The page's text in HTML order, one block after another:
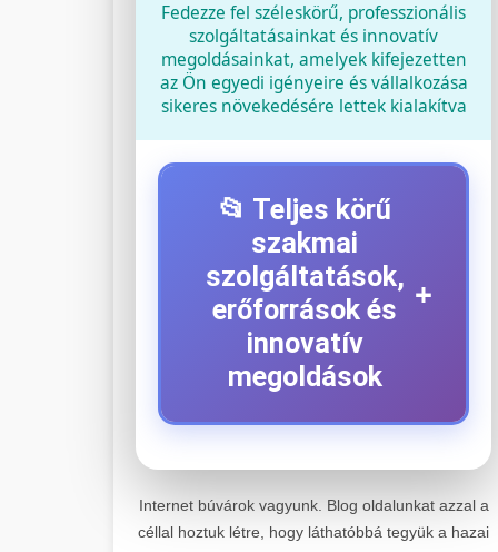
Fedezze fel széleskörű, professzionális
szolgáltatásainkat és innovatív
megoldásainkat, amelyek kifejezetten
az Ön egyedi igényeire és vállalkozása
sikeres növekedésére lettek kialakítva
📂 Teljes körű
szakmai
szolgáltatások,
erőforrások és
innovatív
megoldások
+
+
Kiemelkedő szakértelemmel
Internet búvárok vagyunk. Blog oldalunkat azzal a
céllal hoztuk létre, hogy láthatóbbá tegyük a hazai